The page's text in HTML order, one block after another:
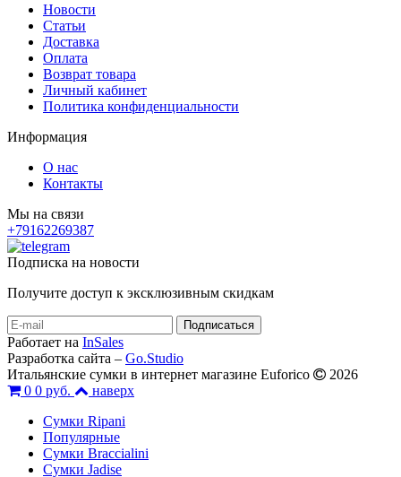
Новости
Статьи
Доставка
Оплата
Возврат товара
Личный кабинет
Политика конфиденциальности
Информация
О нас
Контакты
Мы на связи
+79162269387
Подписка на новости
Получите доступ к эксклюзивным скидкам
Работает на InSales
Разработка сайта – Go.Studio
Итальянские сумки в интернет магазине Euforico
2026
0 0 руб.
наверх
Сумки Ripani
Популярные
Сумки Braccialini
Сумки Jadise